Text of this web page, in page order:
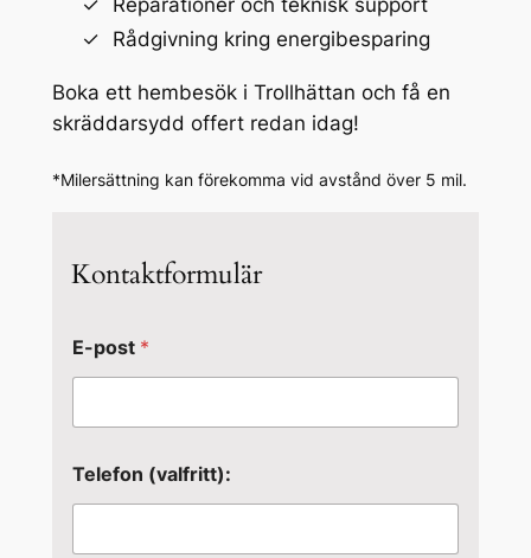
Reparationer och teknisk support
Rådgivning kring energibesparing
Boka ett hembesök i Trollhättan och få en
skräddarsydd offert redan idag!
*Milersättning kan förekomma vid avstånd över 5 mil.
Kontaktformulär
E-post *
Telefon (valfritt):